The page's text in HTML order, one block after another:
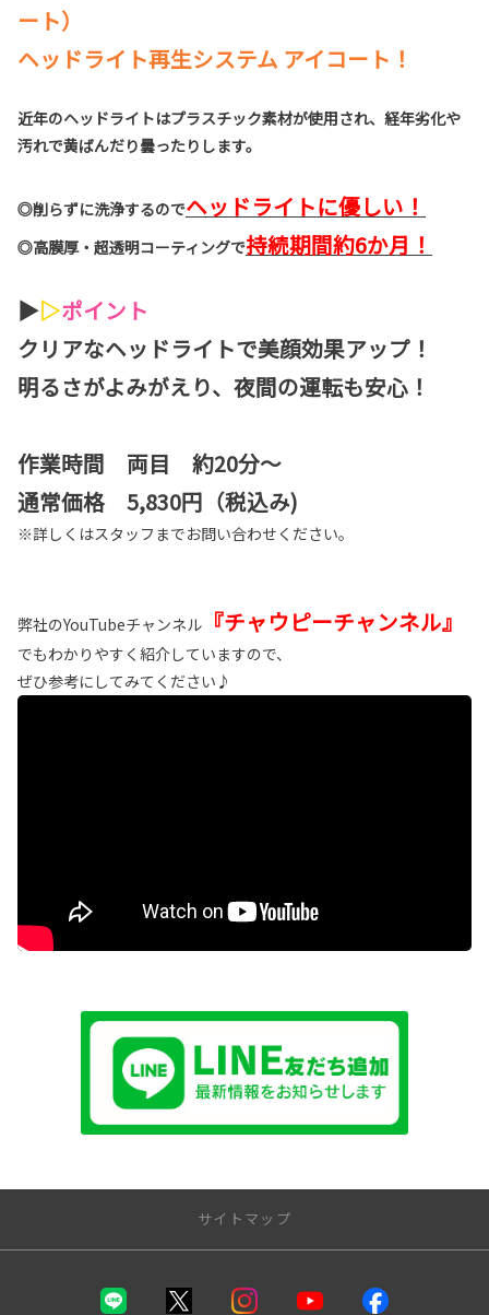
ート）
ヘッドライト再生システム アイコート！
近年のヘッドライトはプラスチック素材が使用され、経年劣化や
汚れで黄ばんだり曇ったりします。
◎削らずに洗浄するのでヘッドライトに優しい！
◎高膜厚・超透明コーティングで持続期間約6か月！
▶▷ポイント
クリアなヘッドライトで美顔効果アップ！
明るさがよみがえり、夜間の運転も安心！
作業時間 両目 約20分～
通常価格 5,830円（税込み)
※詳しくはスタッフまでお問い合わせください。
弊社のYouTubeチャンネル 『チャウピーチャンネル』
でもわかりやすく紹介していますので、
ぜひ参考にしてみてください♪
サイトマップ
トップページ